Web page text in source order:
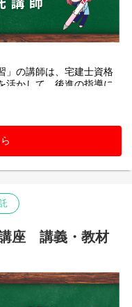
」の講師は、宅建士資格
活かして、後進の指導に
、講師未経験者の方も安
座 講義・教材